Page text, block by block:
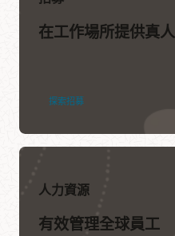
在工作場所提供真
探索招募
人力資源
有效管理全球員工